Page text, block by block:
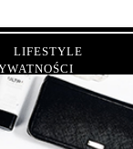
LIFESTYLE